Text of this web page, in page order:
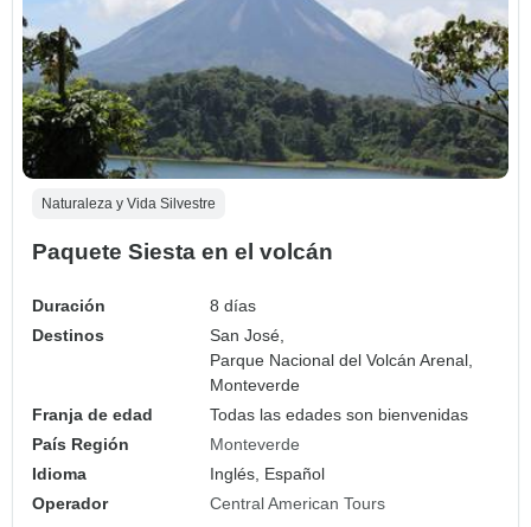
Naturaleza y Vida Silvestre
Paquete Siesta en el volcán
Duración
8 días
Destinos
San José,
Parque Nacional del Volcán Arenal,
Monteverde
Franja de edad
Todas las edades son bienvenidas
País Región
Monteverde
Idioma
Inglés, Español
Operador
Central American Tours